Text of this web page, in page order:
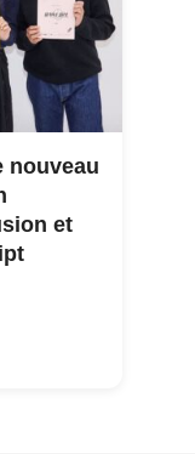
nouveau
et